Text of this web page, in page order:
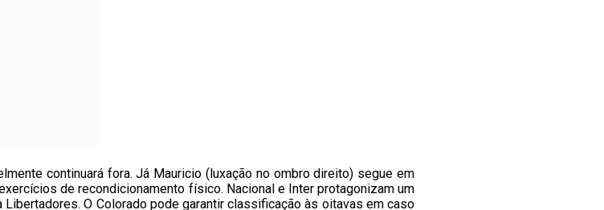
continuará fora. Já Mauricio (luxação no ombro direito) segue em
de recondicionamento físico. Nacional e Inter protagonizam um
O Colorado pode garantir classificação às oitavas em caso